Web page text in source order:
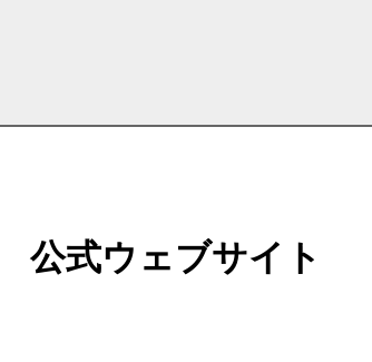
公式ウェブサイト